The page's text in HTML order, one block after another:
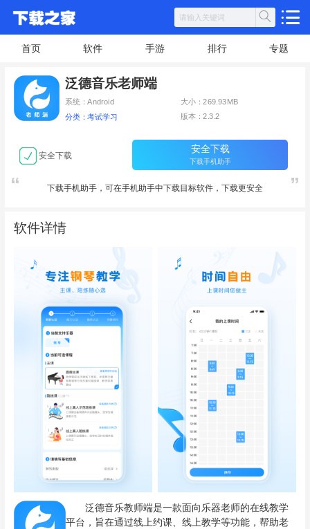
首页 软件 手游 排行 专题
泛德音乐老师端
系统：Android 大小：269.93MB
分类：考试学习 版本：2.3.2
安全下载
安全下载
下载手机助手
下载手机助手，可在手机助手中下载目标软件，下载更安全
软件详情
泛德音乐教师端是一款面向乐器老师的在线教学
平台，旨在通过线上约课、线上教学等功能，帮助老